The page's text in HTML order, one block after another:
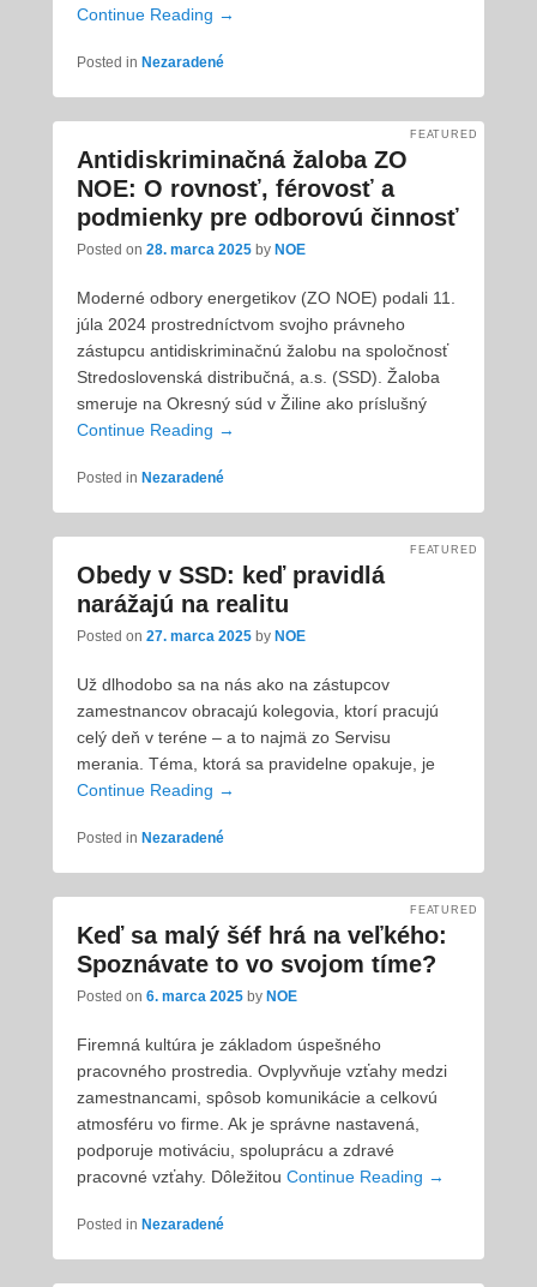
Continue Reading →
Posted in Nezaradené
Antidiskriminačná žaloba ZO
NOE: O rovnosť, férovosť a
podmienky pre odborovú činnosť
FEATURED
Posted on 28. marca 2025 by NOE
Moderné odbory energetikov (ZO NOE) podali 11.
júla 2024 prostredníctvom svojho právneho
zástupcu antidiskriminačnú žalobu na spoločnosť
Stredoslovenská distribučná, a.s. (SSD). Žaloba
smeruje na Okresný súd v Žiline ako príslušný
Continue Reading →
Posted in Nezaradené
Obedy v SSD: keď pravidlá
narážajú na realitu
FEATURED
Posted on 27. marca 2025 by NOE
Už dlhodobo sa na nás ako na zástupcov
zamestnancov obracajú kolegovia, ktorí pracujú
celý deň v teréne – a to najmä zo Servisu
merania. Téma, ktorá sa pravidelne opakuje, je
Continue Reading →
Posted in Nezaradené
Keď sa malý šéf hrá na veľkého:
Spoznávate to vo svojom tíme?
FEATURED
Posted on 6. marca 2025 by NOE
Firemná kultúra je základom úspešného
pracovného prostredia. Ovplyvňuje vzťahy medzi
zamestnancami, spôsob komunikácie a celkovú
atmosféru vo firme. Ak je správne nastavená,
podporuje motiváciu, spoluprácu a zdravé
pracovné vzťahy. Dôležitou Continue Reading →
Posted in Nezaradené